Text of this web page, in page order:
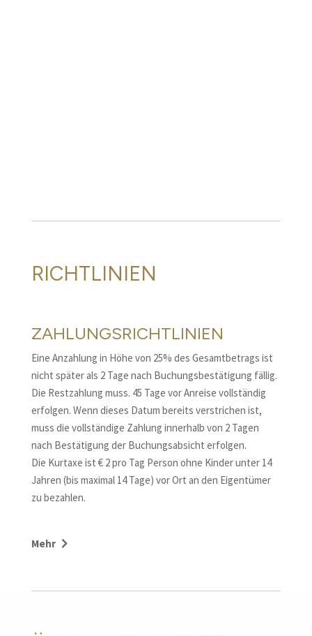
RICHTLINIEN
ZAHLUNGSRICHTLINIEN
Eine Anzahlung in Höhe von 25% des Gesamtbetrags ist
nicht später als 2 Tage nach Buchungsbestätigung fällig.
Die Restzahlung muss. 45 Tage vor Anreise vollständig
erfolgen. Wenn dieses Datum bereits verstrichen ist,
muss die vollständige Zahlung innerhalb von 2 Tagen
nach Bestätigung der Buchungsabsicht erfolgen.
Die Kurtaxe ist € 2 pro Tag Person ohne Kinder unter 14
Jahren (bis maximal 14 Tage) vor Ort an den Eigentümer
zu bezahlen.
eine andere ersetzt wird, sieht die Zahlung folgender
Mehr